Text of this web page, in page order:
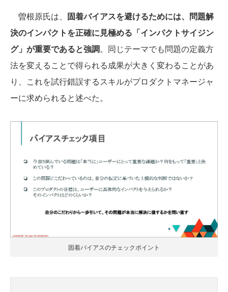
曽根原氏は、 固着バイアスを避けるためには、問題解
決のインパクトを正確に見極める「インパクトサイジン
グ」が重要であると強調。同じテーマでも問題の定義方
法を変えることで得られる成果が大きく変わることがあ
り、これを試行錯誤するスキルがプロダクトマネージャ
ーに求められると述べた。
固着バイアスのチェックポイント